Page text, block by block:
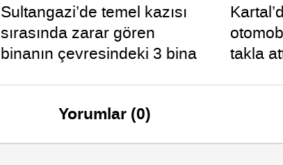
Sultangazi’de temel kazısı
sırasında zarar gören
binanın çevresindeki 3 bina
takla
Yorumlar (0)